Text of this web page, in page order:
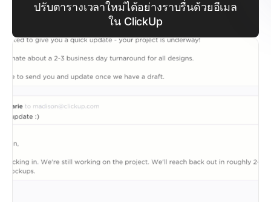
ปรับตารางเวลาใหม่ได้อย่างราบรื่นด้วยอีเมล
ใน ClickUp